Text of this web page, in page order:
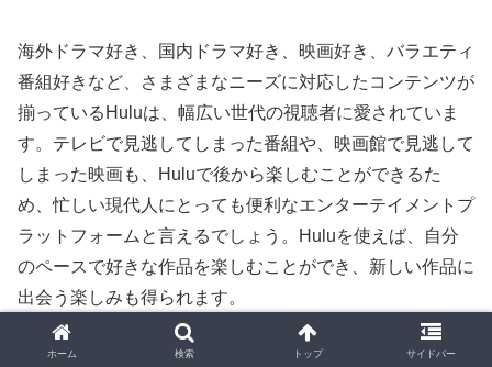
海外ドラマ好き、国内ドラマ好き、映画好き、バラエティ
番組好きなど、さまざまなニーズに対応したコンテンツが
揃っているHuluは、幅広い世代の視聴者に愛されていま
す。テレビで見逃してしまった番組や、映画館で見逃して
しまった映画も、Huluで後から楽しむことができるた
め、忙しい現代人にとっても便利なエンターテイメントプ
ラットフォームと言えるでしょう。Huluを使えば、自分
のペースで好きな作品を楽しむことができ、新しい作品に
出会う楽しみも得られます。
⇒Hulu公式サイトはこちら
ホーム 検索 トップ サイドバー